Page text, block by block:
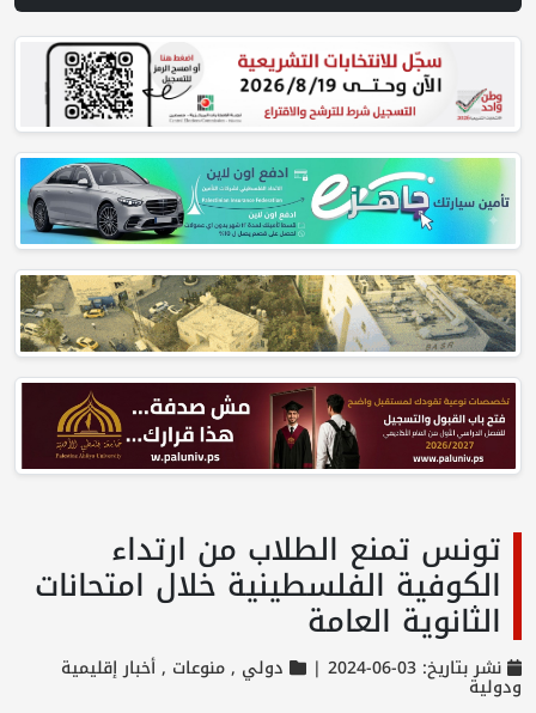
تونس تمنع الطلاب من ارتداء
الكوفية الفلسطينية خلال امتحانات
الثانوية العامة
نشر بتاريخ: 03-06-2024 | دولي ,منوعات ,أخبار إقليمية
ودولية